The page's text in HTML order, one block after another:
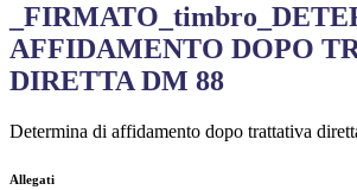
AFFIDAMENTO DOPO
DIRETTA DM 88
Determina di affidamento dopo trattativa
Allegati